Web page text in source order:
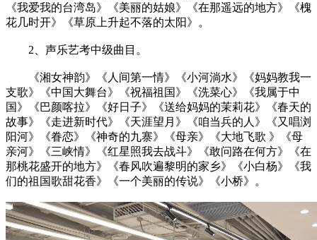
《我爱我的台湾岛》《美丽的姑娘》《在那遥远的地方》《槐
花几时开》《草原上升起不落的太阳》。
2、声乐艺考中级曲目。
《湘女神韵》《人间第一情》《小河淌水》《妈妈教我一
支歌》《中国大舞台》《祝福祖国》《洗菜心》《我属于中
国》《巴颜喀拉》《好日子》《送给妈妈的茉莉花》《春天的
故事》《走进新时代》《天涯望月》《咱当兵的人》《又唱浏
阳河》《眷恋》《神奇的九寨》《母亲》《大地飞歌 》《母
亲河》《三峡情》《红星照我去战斗》《敢问路在何方》《在
那桃花盛开的地方》《春风吹遍黎明的家乡》《小白杨》《我
们的祖国歌甜花香》《一个美丽的传说》《小桥》。